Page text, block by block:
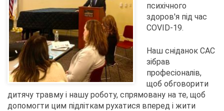
психічного
здоров'я під час
COVID-19.
Наш сніданок CAC
зібрав
професіоналів,
щоб обговорити
дитячу травму і нашу роботу, спрямовану на те, щоб
допомогти цим підліткам рухатися вперед і жити